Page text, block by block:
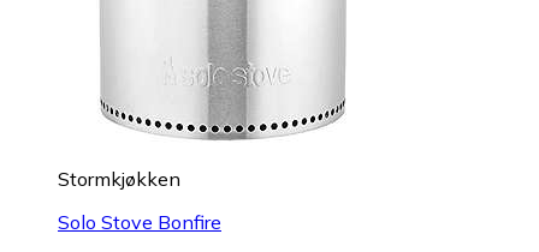
Stormkjøkken
Solo Stove Bonfire